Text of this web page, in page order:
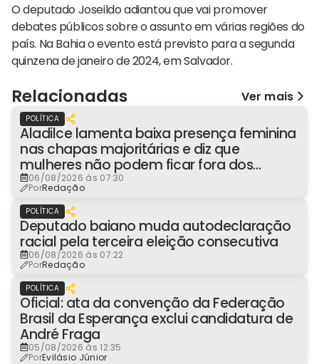
O deputado Joseildo adiantou que vai promover
debates públicos sobre o assunto em várias regiões do
país. Na Bahia o evento está previsto para a segunda
quinzena de janeiro de 2024, em Salvador.
Relacionadas Ver mais
POLÍTICA
Aladilce lamenta baixa presença feminina
nas chapas majoritárias e diz que
mulheres não podem ficar fora dos
espaços de poder
06/08/2026 às 07:30
PorRedação
POLÍTICA
Deputado baiano muda autodeclaração
racial pela terceira eleição consecutiva
06/08/2026 às 07:22
PorRedação
POLÍTICA
Oficial: ata da convenção da Federação
Brasil da Esperança exclui candidatura de
André Fraga
05/08/2026 às 12:35
PorEvilásio Júnior